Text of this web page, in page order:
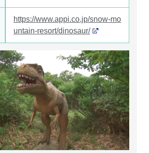
https://www.appi.co.jp/snow-mo
untain-resort/dinosaur/